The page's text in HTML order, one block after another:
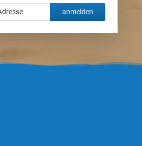
anmelden